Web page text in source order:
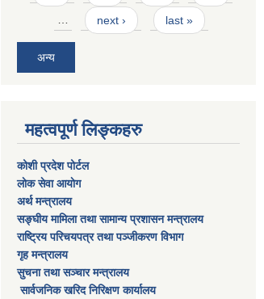
… next › last »
अन्य
महत्वपूर्ण लिङ्कहरु
कोशी प्रदेश पोर्टल
लाेक सेवा आयाेग
अर्थ मन्त्रालय
सङ्घीय मामिला तथा सामान्य प्रशासन मन्त्रालय
राष्‍ट्रिय परिचयपत्र तथा पञ्‍जीकरण विभाग
गृह मन्त्रालय
सुचना तथा सञ्चार मन्त्रालय
सार्वजनिक खरिद निरिक्षण कार्यालय